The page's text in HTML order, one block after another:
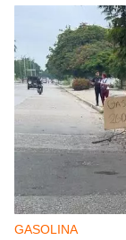
GASOLINA